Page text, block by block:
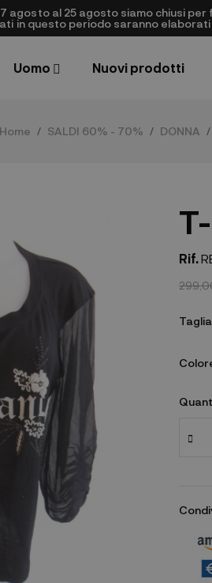
agosto al 25 agosto siamo chiusi per
in questo periodo saranno
Uomo Nuovi prodotti
Home SALDI 60% - 70% DONNA
Rif.
Taglia